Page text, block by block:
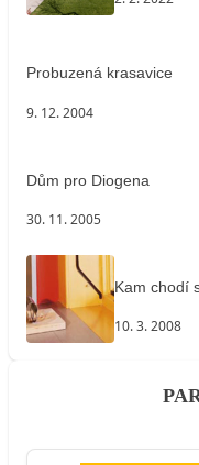
Probuzená krasavice
9. 12. 2004
Dům pro Diogena
30. 11. 2005
Kam chodí
10. 3. 2008